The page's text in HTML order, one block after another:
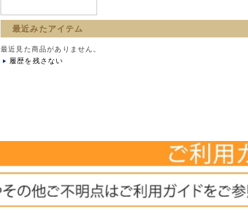
最近みたアイテム
最近見た商品がありません。
履歴を残さない